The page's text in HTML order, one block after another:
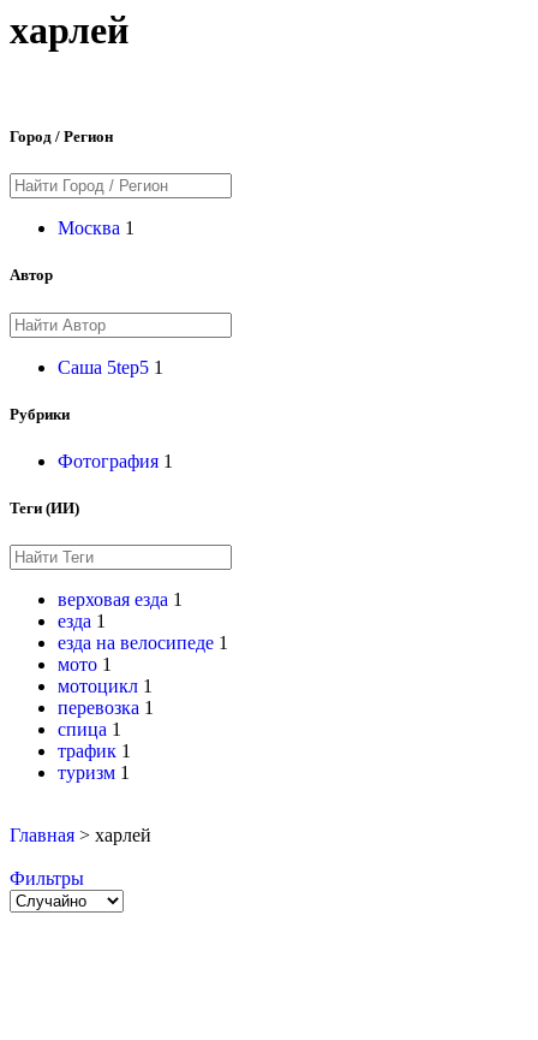
харлей
Город / Регион
Москва 1
Автор
Саша 5tep5 1
Рубрики
Фотография 1
Теги (ИИ)
верховая езда 1
езда 1
езда на велосипеде 1
мото 1
мотоцикл 1
перевозка 1
спица 1
трафик 1
туризм 1
Главная > харлей
Фильтры